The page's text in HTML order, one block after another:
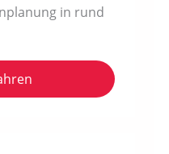
in rund